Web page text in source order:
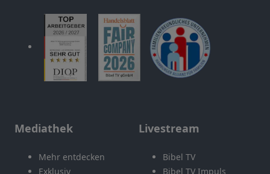
Mediathek
Mehr entdecken
Exklusiv
Livestream
Bibel TV
Bibel TV Impuls